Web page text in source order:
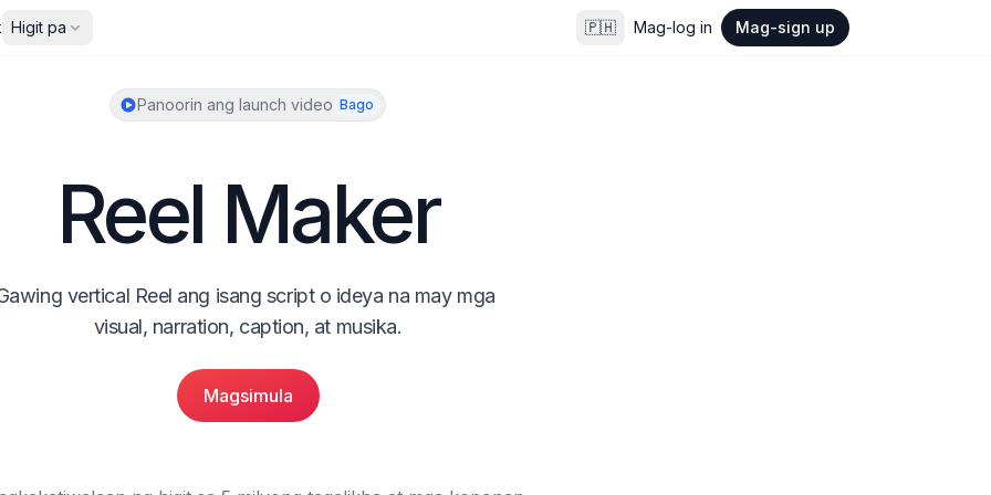
Higit pa 🇵🇭 Mag-log in Mag-sign up
Panoorin ang launch video Bago
Reel Maker
vertical Reel ang isang script o ideya na may mga
visual, narration, caption, at musika.
Magsimula